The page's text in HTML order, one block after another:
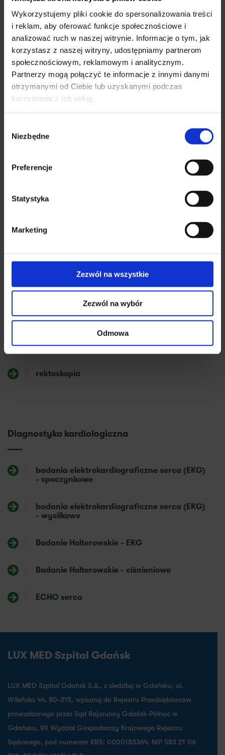
Wykorzystujemy pliki cookie do spersonalizowania treści
i reklam, aby oferować funkcje społecznościowe i
analizować ruch w naszej witrynie. Informacje o tym, jak
korzystasz z naszej witryny, udostępniamy partnerom
społecznościowym, reklamowym i analitycznym.
Partnerzy mogą połączyć te informacje z innymi danymi
otrzymanymi od Ciebie lub uzyskanymi podczas
korzystania z ich usług.
zgody
Niezbędne
Preferencje
Statystyka
Marketing
Zezwól na wszystkie
Zezwól na wybór
Odmowa
Badania laboratoryjne i diagnostyczne
biochemia
hematologia
mikrobiologia
kolonoskopia bez i z znieczuleniem ogólnym
sigmoidoskopia bez i z znieczuleniem
ogólnym
rektoskopia
Diagnostyka kardiologiczna
badania elektrokardiograficzne serca (EKG)
- spoczynkowe
badania elektrokardiograficzne serca (EKG)
- wysiłkowe
Badanie Holterowskie - EKG
Badanie Holterowskie - ciśnieniowe
ECHO serca
LUX MED Szpital Gdańsk
LUX MED Szpital Gdańsk S.A., z siedzibą w Gdańsku, ul.
Wileńska 44, 80-215, wpisaną do Rejestru Przedsiębiorców
prowadzonego przez Sąd Rejonowy Gdańsk-Północ w
Gdańsku, VII Wydział Gospodarczy Krajowego Rejestru
Sądowego, pod numerem KRS: 0000183364. NIP 583 21 06